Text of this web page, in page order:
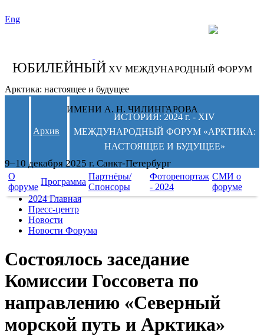
Eng
ЮБИЛЕЙНЫЙ XV МЕЖДУНАРОДНЫЙ ФОРУМ
Арктика: настоящее и будущее
ИМЕНИ А. Н. ЧИЛИНГАРОВА
9–10 декабря 2025 г. Санкт-Петербург
Архив
ИСТОРИЯ: 2024 г. - XIV
МЕЖДУНАРОДНЫЙ ФОРУМ «АРКТИКА:
НАСТОЯЩЕЕ И БУДУЩЕЕ»
О
форуме
Программа
Партнёры/
Спонсоры
Фоторепортаж
- 2024
СМИ о
форуме
2024 Главная
Пресс-центр
Новости
Новости Форума
Состоялось заседание
Комиссии Госсовета по
направлению «Северный
морской путь и Арктика»